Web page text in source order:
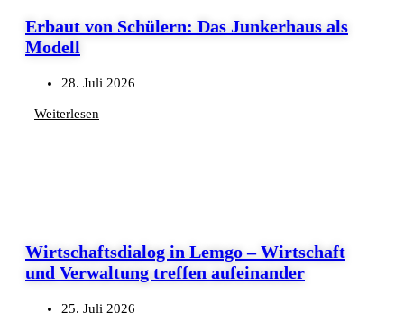
Erbaut von Schülern: Das Junkerhaus als
Modell
28. Juli 2026
Weiterlesen
Wirtschaftsdialog in Lemgo – Wirtschaft
und Verwaltung treffen aufeinander
25. Juli 2026